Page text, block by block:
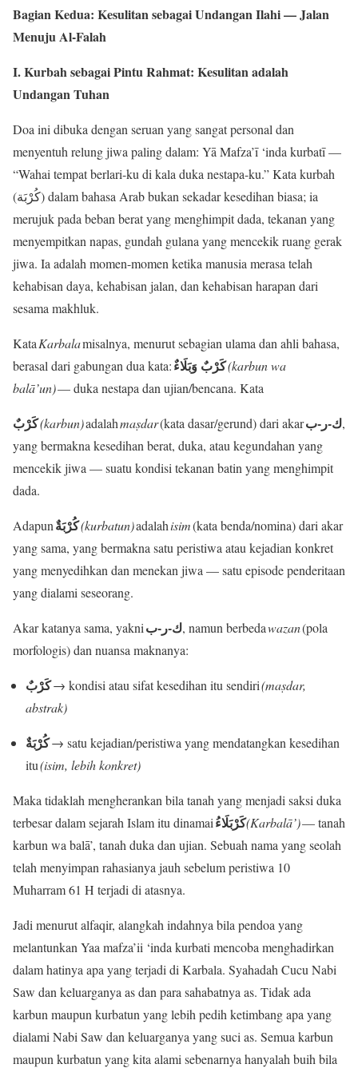
Bagian Kedua: Kesulitan sebagai Undangan Ilahi — Jalan
Menuju Al-Falah
I. Kurbah sebagai Pintu Rahmat: Kesulitan adalah
Undangan Tuhan
Doa ini dibuka dengan seruan yang sangat personal dan
menyentuh relung jiwa paling dalam: Yā Mafza’ī ‘inda kurbatī —
“Wahai tempat berlari-ku di kala duka nestapa-ku.” Kata kurbah
(كُرْبَة) dalam bahasa Arab bukan sekadar kesedihan biasa; ia
merujuk pada beban berat yang menghimpit dada, tekanan yang
menyempitkan napas, gundah gulana yang mencekik ruang gerak
jiwa. Ia adalah momen-momen ketika manusia merasa telah
kehabisan daya, kehabisan jalan, dan kehabisan harapan dari
sesama makhluk.
KataKarbalamisalnya, menurut sebagian ulama dan ahli bahasa,
berasal dari gabungan dua kata:كَرْبٌ وَبَلَاءٌ(karbun wa
balā’un)— duka nestapa dan ujian/bencana. Kata
كَرْبٌ(karbun)adalahmaṣdar(kata dasar/gerund) dari akarك-ر-ب,
yang bermakna kesedihan berat, duka, atau kegundahan yang
mencekik jiwa — suatu kondisi tekanan batin yang menghimpit
dada.
Adapunكُرْبَةٌ(kurbatun)adalahisim(kata benda/nomina) dari akar
yang sama, yang bermakna satu peristiwa atau kejadian konkret
yang menyedihkan dan menekan jiwa — satu episode penderitaan
yang dialami seseorang.
Akar katanya sama, yakniك-ر-ب, namun berbedawazan(pola
morfologis) dan nuansa maknanya:
كَرْبٌ→ kondisi atau sifat kesedihan itu sendiri(maṣdar,
abstrak)
كُرْبَةٌ→ satu kejadian/peristiwa yang mendatangkan kesedihan
itu(isim, lebih konkret)
Maka tidaklah mengherankan bila tanah yang menjadi saksi duka
terbesar dalam sejarah Islam itu dinamaiكَرْبَلَاءُ(Karbalā’)— tanah
karbun wa balā’, tanah duka dan ujian. Sebuah nama yang seolah
telah menyimpan rahasianya jauh sebelum peristiwa 10
Muharram 61 H terjadi di atasnya.
Jadi menurut alfaqir, alangkah indahnya bila pendoa yang
melantunkan Yaa mafza’ii ‘inda kurbati mencoba menghadirkan
dalam hatinya apa yang terjadi di Karbala. Syahadah Cucu Nabi
Saw dan keluarganya as dan para sahabatnya as. Tidak ada
karbun maupun kurbatun yang lebih pedih ketimbang apa yang
dialami Nabi Saw dan keluarganya yang suci as. Semua karbun
maupun kurbatun yang kita alami sebenarnya hanyalah buih bila